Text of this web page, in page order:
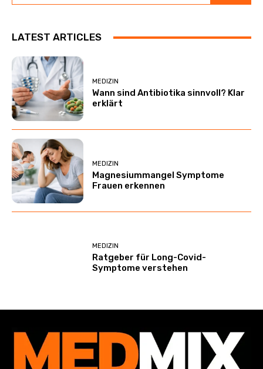
LATEST ARTICLES
MEDIZIN
Wann sind Antibiotika sinnvoll? Klar
erklärt
MEDIZIN
Magnesiummangel Symptome
Frauen erkennen
MEDIZIN
Ratgeber für Long-Covid-
Symptome verstehen